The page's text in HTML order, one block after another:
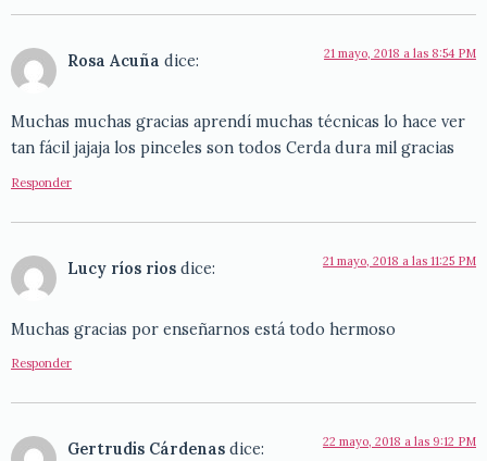
Rosa Acuña dice: 21 mayo, 2018 a las 8:54 PM
Muchas muchas gracias aprendí muchas técnicas lo hace ver
tan fácil jajaja los pinceles son todos Cerda dura mil gracias
Responder
Lucy ríos rios dice: 21 mayo, 2018 a las 11:25 PM
Muchas gracias por enseñarnos está todo hermoso
Responder
Gertrudis Cárdenas dice: 22 mayo, 2018 a las 9:12 PM